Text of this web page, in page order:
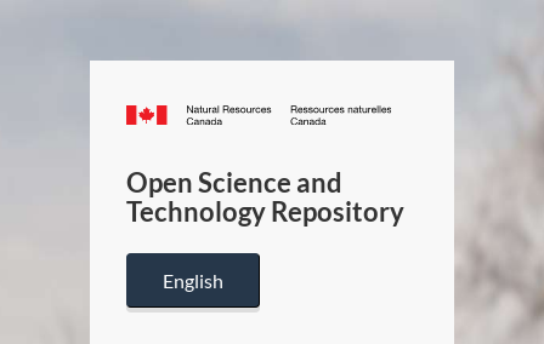
Canada.ca
/
Canada
Open Science and
Technology Repository
English